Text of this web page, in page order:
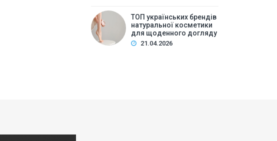
ТОП українських брендів
натуральної косметики
для щоденного догляду
21.04.2026